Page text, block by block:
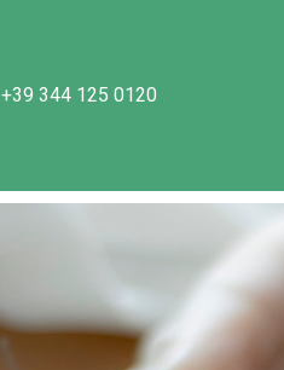
+39 344 125 0120